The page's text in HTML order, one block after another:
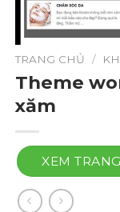
TRANG CHỦ /
Theme
xăm
XEM